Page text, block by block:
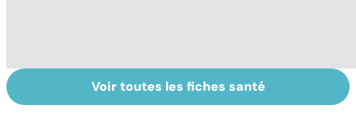
Le lupus, une
maladie
Anémie :
symptômes,
Voir toutes les fiches santé